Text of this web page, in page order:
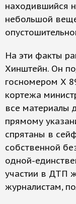
находившийся
небольшой
На эти факты
Хинштейн. Он
госномером Х
кортежа
все материалы
прямому
спрятаны в
собственной
одной-
участии в ДТП
журналистам,